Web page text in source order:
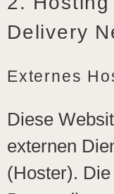
Delivery
Externes
Diese
externen
(Hoster).